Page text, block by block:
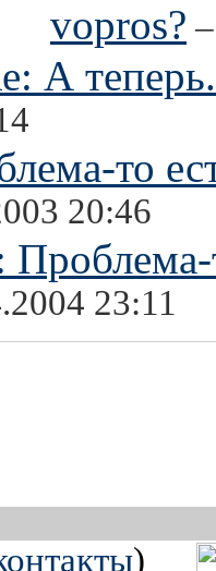
vopros?
А
то
20:46
Проблема-
23:11
)